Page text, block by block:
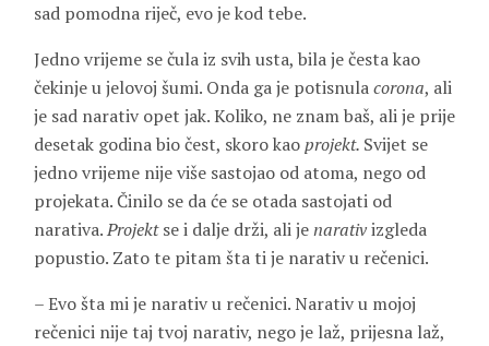
sad pomodna riječ, evo je kod tebe.
Jedno vrijeme se čula iz svih usta, bila je česta kao
čekinje u jelovoj šumi. Onda ga je potisnulacorona, ali
je sad narativ opet jak. Koliko, ne znam baš, ali je prije
desetak godina bio čest, skoro kaoprojekt. Svijet se
jedno vrijeme nije više sastojao od atoma, nego od
projekata. Činilo se da će se otada sastojati od
narativa.Projektse i dalje drži, ali jenarativizgleda
popustio. Zato te pitam šta ti je narativ u rečenici.
– Evo šta mi je narativ u rečenici. Narativ u mojoj
rečenici nije taj tvoj narativ, nego je laž, prijesna laž,